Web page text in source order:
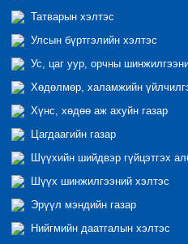
Татварын хэлтэс
Улсын бүртгэлийн хэлтэс
Ус, цаг уур, орчны
Хөдөлмөр, халамжийн
Хүнс, хөдөө аж ахуйн газар
Цагдаагийн газар
Шүүхийн шийдвэр гүйцэтгэх
Шүүх шинжилгээний хэлтэс
Эрүүл мэндийн газар
Нийгмийн даатгалын хэлтэс